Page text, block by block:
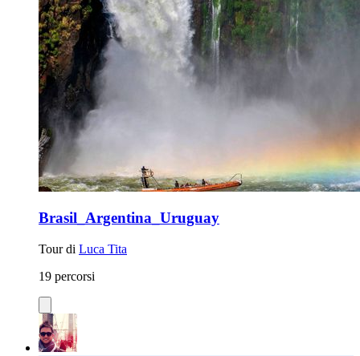
Brasil_Argentina_Uruguay
Tour di Luca Tita
19 percorsi